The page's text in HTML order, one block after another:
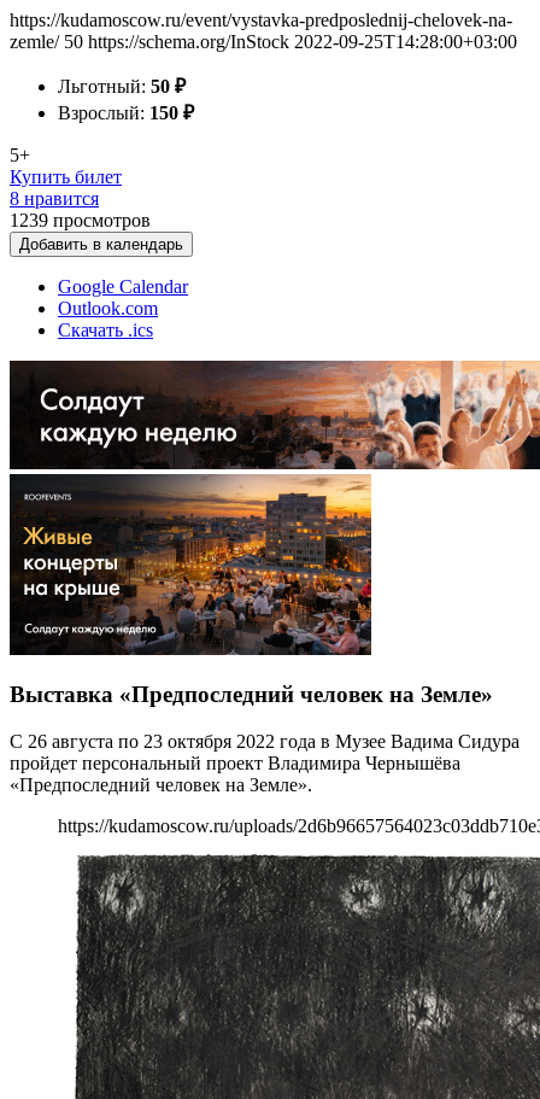
https://kudamoscow.ru/event/vystavka-predposlednij-chelovek-na-
zemle/ 50 https://schema.org/InStock 2022-09-25T14:28:00+03:00
Льготный: 50 ₽
Взрослый: 150 ₽
5+
Купить билет
8 нравится
1239 просмотров
Добавить в календарь
Google Calendar
Outlook.com
Скачать .ics
Выставка «Предпоследний человек на Земле»
С 26 августа по 23 октября 2022 года в Музее Вадима Сидура
пройдет персональный проект Владимира Чернышёва
«Предпоследний человек на Земле».
https://kudamoscow.ru/uploads/